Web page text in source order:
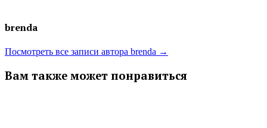
brenda
Посмотреть все записи автора brenda →
Вам также может понравиться